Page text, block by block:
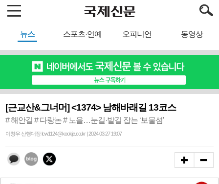
뉴스 스포츠·연예 오피니언 동영상
[근교산&그너머] <1374> 남해바래길 13코스
# 해안길 # 다랑논 # 노을…눈길·발길 잡는 ‘보물섬’
이창우 산행대장 lcw1124@kookje.co.kr | 2024.03.27 19:07